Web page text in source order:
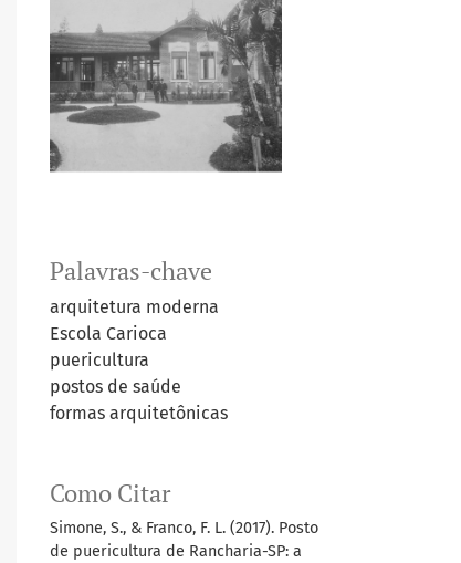
Palavras-chave
arquitetura moderna
Escola Carioca
puericultura
postos de saúde
formas arquitetônicas
Como Citar
Simone, S., & Franco, F. L. (2017). Posto
de puericultura de Rancharia-SP: a